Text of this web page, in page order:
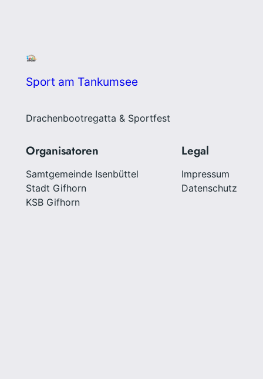
Sport am Tankumsee
Drachenbootregatta & Sportfest
Organisatoren
Samtgemeinde Isenbüttel
Stadt Gifhorn
KSB Gifhorn
Legal
Impressum
Datenschutz